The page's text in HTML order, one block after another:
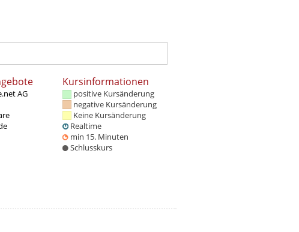
AG
Kursinformationen
positive Kursänderung
negative Kursänderung
Keine Kursänderung
Realtime
min 15. Minuten
Schlusskurs